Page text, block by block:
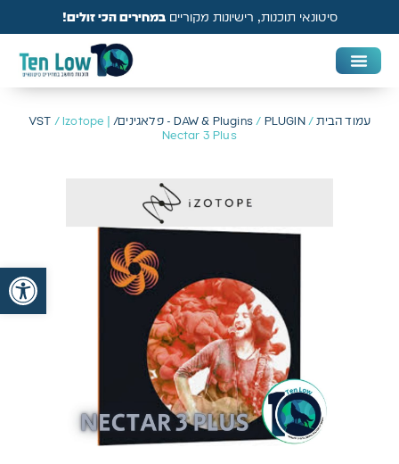
סיטונאי תוכנות, רישיונות מקורייםבמחירים הכי זולים!
עמוד הבית/
DAW & Plugins/ PLUGIN - פלאגינים/ VST
/ Izotope |
Nectar 3 Plus